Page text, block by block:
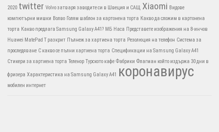
2020 twitter Volvo затваря заводите си в Швеция и САЩ Xiaomi Видове
компютърни мишки Волво Голям шаблон за картонена торта Какво да сложим в картонена
торта Какво предлага Samsung Galaxy A41? МБ Наса Представете изображения на 8-инчов
Huawei MatePad T разкрит Пълнеж за хартиена торта Резолюция на телефон Система за
проследяване С какво се пълни хартиена торта Спецификации на Samsung Galaxy A41
Стикери за хартиена торта Теленор Турското кафе Фабрики Флагман който издържа 30 дни в
фризера Характеристика на Samsung Galaxy A41 коронавирус
мобилен интернет